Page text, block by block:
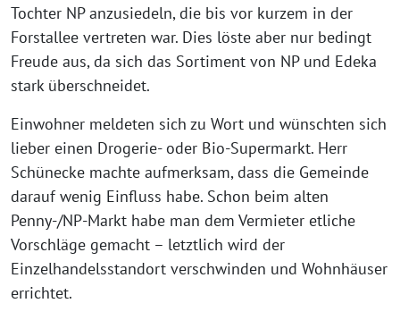
Tochter NP anzusiedeln, die bis vor kurzem in der
Forstallee vertreten war. Dies löste aber nur bedingt
Freude aus, da sich das Sortiment von NP und Edeka
stark überschneidet.
Einwohner meldeten sich zu Wort und wünschten sich
lieber einen Drogerie- oder Bio-Supermarkt. Herr
Schünecke machte aufmerksam, dass die Gemeinde
darauf wenig Einfluss habe. Schon beim alten
Penny-/NP-Markt habe man dem Vermieter etliche
Vorschläge gemacht – letztlich wird der
Einzelhandelsstandort verschwinden und Wohnhäuser
errichtet.